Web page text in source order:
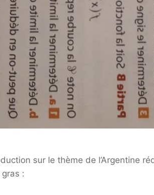
sur le thème de l’Argentine
: